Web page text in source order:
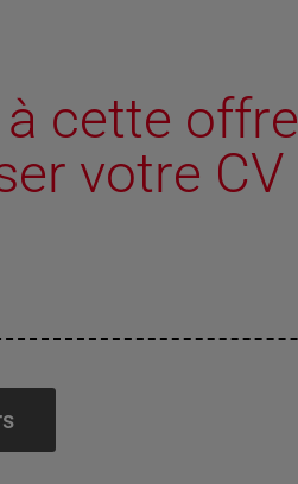
cette offre
votre CV